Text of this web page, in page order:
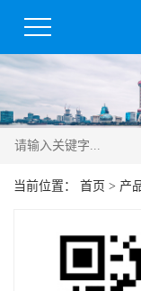
当前位置： 首页 > 产